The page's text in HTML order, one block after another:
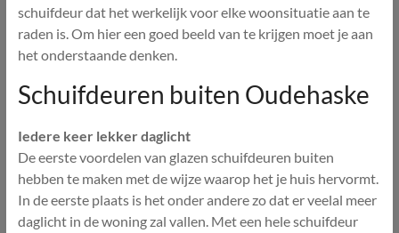
schuifdeur dat het werkelijk voor elke woonsituatie aan te
raden is. Om hier een goed beeld van te krijgen moet je aan
het onderstaande denken.
Schuifdeuren buiten Oudehaske
Iedere keer lekker daglicht
De eerste voordelen van glazen schuifdeuren buiten
hebben te maken met de wijze waarop het je huis hervormt.
In de eerste plaats is het onder andere zo dat er veelal meer
daglicht in de woning zal vallen. Met een hele schuifdeur